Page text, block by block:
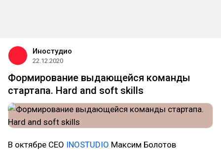
Иностудио
22.12.2020
Формирование выдающейся команды
стартапа. Hard and soft skills
В октябре CEO INOSTUDIO Максим Болотов